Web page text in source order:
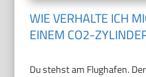
WIE VERHALTE ICH
EINEM CO2-
Du stehst am Flughafen.